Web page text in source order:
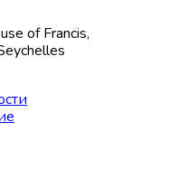
of Francis,